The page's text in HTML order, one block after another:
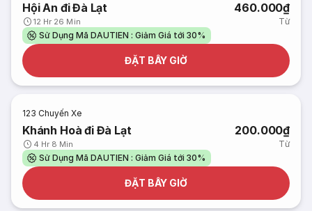
Hội An đi Đà Lạt
12 Hr 26 Min
460.000₫
Từ
Sử Dụng Mã DAUTIEN : Giảm Giá tới 30%
ĐẶT BÂY GIỜ
123 Chuyến Xe
Khánh Hoà đi Đà Lạt
4 Hr 8 Min
200.000₫
Từ
Sử Dụng Mã DAUTIEN : Giảm Giá tới 30%
ĐẶT BÂY GIỜ